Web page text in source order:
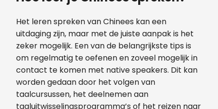
Het leren spreken van Chinees kan een
uitdaging zijn, maar met de juiste aanpak is het
zeker mogelijk. Een van de belangrijkste tips is
om regelmatig te oefenen en zoveel mogelijk in
contact te komen met native speakers. Dit kan
worden gedaan door het volgen van
taalcursussen, het deelnemen aan
taaluitwisselingsprogramma’s of het reizen naar